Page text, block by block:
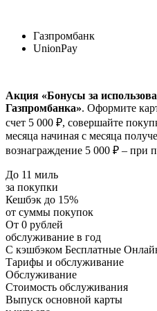
Газпромбанк
UnionPay
Акция «Бонусы за
Газпромбанка». Оформите
счет 5 000 ₽, совершайте
месяца начиная с месяца
вознаграждение 5 000 ₽ – при
До 11 миль
за покупки
Кешбэк до 15%
от суммы покупок
От 0 рублей
обслуживание в год
С кэшбэком Бесплатные
Тарифы и обслуживание
Обслуживание
Стоимость обслуживания
Выпуск основной карты